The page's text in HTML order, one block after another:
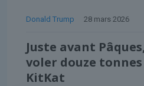
Donald Trump 28 mars 2026
Juste avant
voler douze
KitKat